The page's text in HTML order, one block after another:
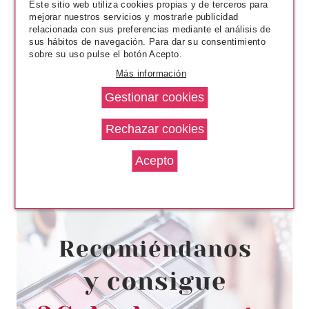
ANNE MOLLER
400 ML
Pvr 28.00€
-41%
desde
16.50€
Este sitio web utiliza cookies propias y de terceros para
mejorar nuestros servicios y mostrarle publicidad
relacionada con sus preferencias mediante el análisis de
sus hábitos de navegación. Para dar su consentimiento
sobre su uso pulse el botón Acepto.
Más información